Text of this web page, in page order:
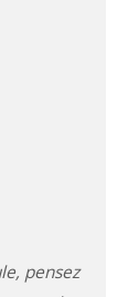
pensez